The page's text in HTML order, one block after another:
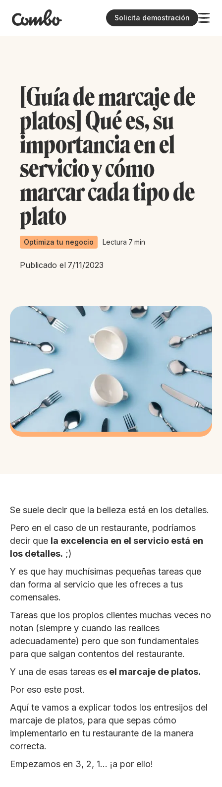
Solicita demostración
[Guía de marcaje de
platos] Qué es, su
importancia en el
servicio y cómo
marcar cada tipo de
plato
Optimiza tu negocio Lectura 7 min
Publicado el 7/11/2023
Se suele decir que la belleza está en los detalles.
Pero en el caso de un restaurante, podríamos
decir que la excelencia en el servicio está en
los detalles. ;)
Y es que hay muchísimas pequeñas tareas que
dan forma al servicio que les ofreces a tus
comensales.
Tareas que los propios clientes muchas veces no
notan (siempre y cuando las realices
adecuadamente) pero que son fundamentales
para que salgan contentos del restaurante.
Y una de esas tareas es el marcaje de platos.
Por eso este post.
Aquí te vamos a explicar todos los entresijos del
marcaje de platos, para que sepas cómo
implementarlo en tu restaurante de la manera
correcta.
Empezamos en 3, 2, 1… ¡a por ello!